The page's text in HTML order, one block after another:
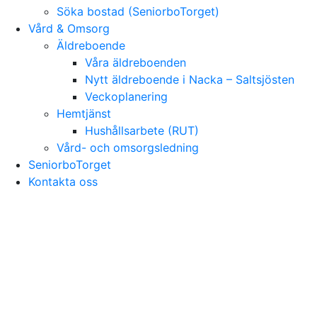
Söka bostad (SeniorboTorget)
Vård & Omsorg
Äldreboende
Våra äldreboenden
Nytt äldreboende i Nacka – Saltsjösten
Veckoplanering
Hemtjänst
Hushållsarbete (RUT)
Vård- och omsorgsledning
SeniorboTorget
Kontakta oss